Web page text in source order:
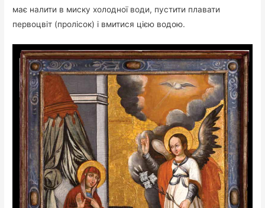
має налити в миску холодної води, пустити плавати
первоцвіт (пролісок) і вмитися цією водою.